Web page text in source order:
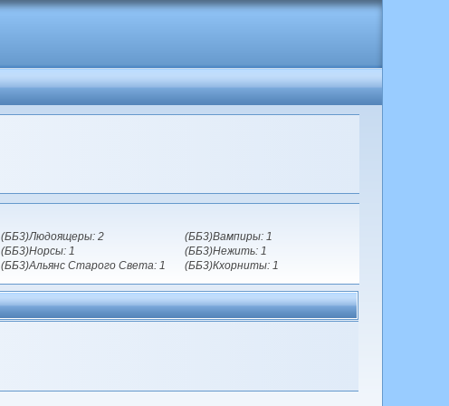
(ББ3)Людоящеры: 2
(ББ3)Норсы: 1
(ББ3)Альянс Старого Света: 1
(ББ3)Вампиры: 1
(ББ3)Нежить: 1
(ББ3)Кхорниты: 1